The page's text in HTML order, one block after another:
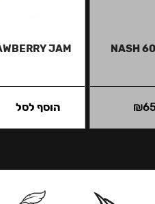
NASH
₪
JAM
הוסף לסל